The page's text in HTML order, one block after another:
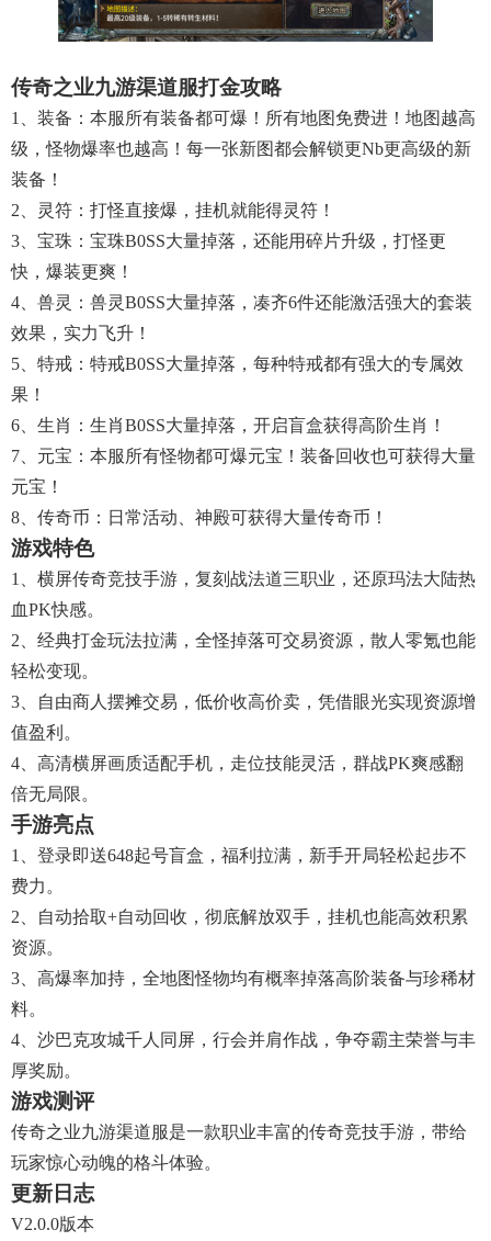
传奇之业九游渠道服打金攻略
1、装备：本服所有装备都可爆！所有地图免费进！地图越高
级，怪物爆率也越高！每一张新图都会解锁更nb更高级的新
装备！
2、灵符：打怪直接爆，挂机就能得灵符！
3、宝珠：宝珠B0SS大量掉落，还能用碎片升级，打怪更
快，爆装更爽！
4、兽灵：兽灵B0SS大量掉落，凑齐6件还能激活强大的套装
效果，实力飞升！
5、特戒：特戒B0SS大量掉落，每种特戒都有强大的专属效
果！
6、生肖：生肖B0SS大量掉落，开启盲盒获得高阶生肖！
7、元宝：本服所有怪物都可爆元宝！装备回收也可获得大量
元宝！
8、传奇币：日常活动、神殿可获得大量传奇币！
游戏特色
1、横屏传奇竞技手游，复刻战法道三职业，还原玛法大陆热
血PK快感。​
2、经典打金玩法拉满，全怪掉落可交易资源，散人零氪也能
轻松变现。​
3、自由商人摆摊交易，低价收高价卖，凭借眼光实现资源增
值盈利。​
4、高清横屏画质适配手机，走位技能灵活，群战PK爽感翻
倍无局限。​
手游亮点
1、登录即送648起号盲盒，福利拉满，新手开局轻松起步不
费力。​
2、自动拾取+自动回收，彻底解放双手，挂机也能高效积累
资源。​
3、高爆率加持，全地图怪物均有概率掉落高阶装备与珍稀材
料。​
4、沙巴克攻城千人同屏，行会并肩作战，争夺霸主荣誉与丰
厚奖励。
游戏测评
传奇之业九游渠道服是一款职业丰富的传奇竞技手游，带给
玩家惊心动魄的格斗体验。
更新日志
V2.0.0版本